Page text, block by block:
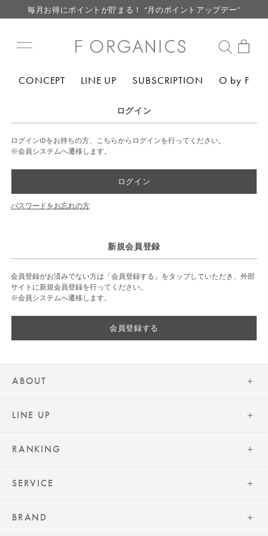
毎月お得にポイントが貯まる！ “月のポイントアップデー”
【重要】F ORGANICS Websiteの統合に関するお知らせ
毎月お得にポイントが貯まる！ “月のポイントアップデー”
CONCEPT LINE UP SUBSCRIPTION O by F
ログイン
ログインIDをお持ちの方、こちらからログインを行ってください。
※会員システムへ遷移します。
ログイン
パスワードをお忘れの方
新規会員登録
会員登録がお済みでない方は「会員登録する」をタップしていただき、外部
サイトに新規会員登録を行ってください。
※会員システムへ遷移します。
会員登録する
ABOUT
LINE UP
RANKING
SERVICE
BRAND